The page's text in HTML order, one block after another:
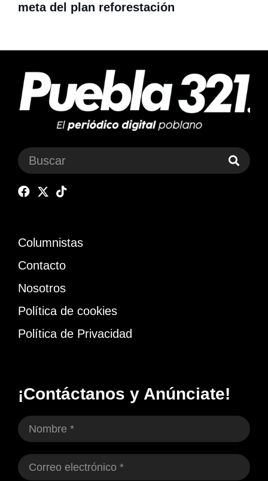
meta del plan reforestación
Columnistas
Contacto
Nosotros
Política de cookies
Política de Privacidad
¡Contáctanos y Anúnciate!